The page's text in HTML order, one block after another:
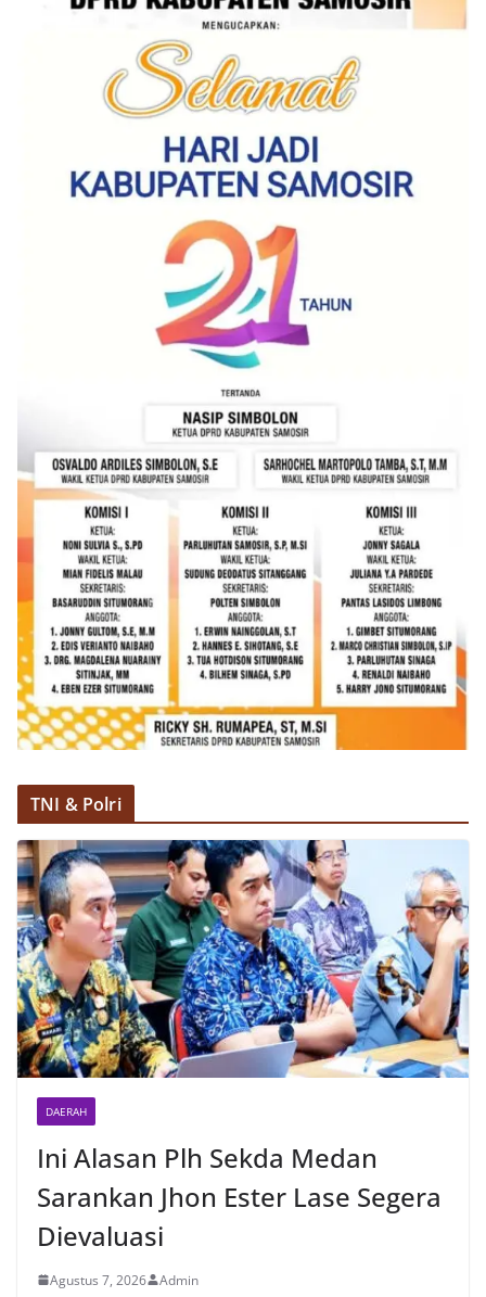
TNI & Polri
DAERAH
Ini Alasan Plh Sekda Medan
Sarankan Jhon Ester Lase Segera
Dievaluasi
Agustus 7, 2026 Admin